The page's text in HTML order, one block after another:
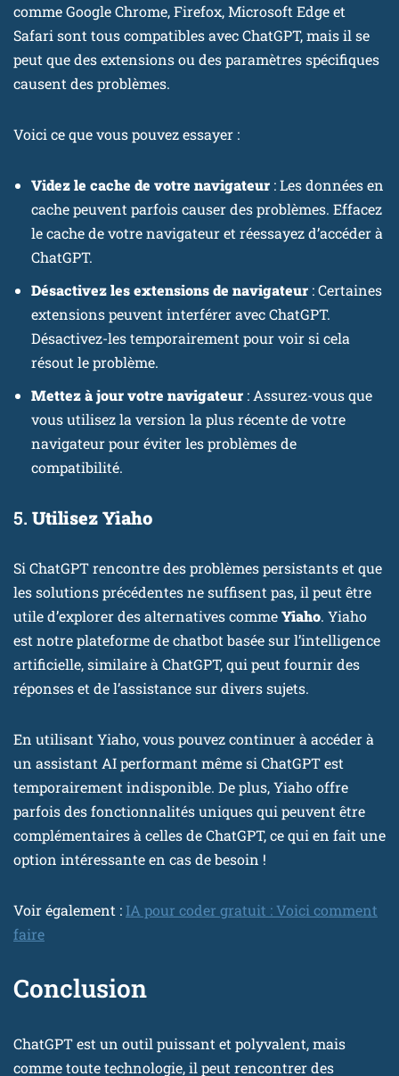
comme Google Chrome, Firefox, Microsoft Edge et
Safari sont tous compatibles avec ChatGPT, mais il se
peut que des extensions ou des paramètres spécifiques
causent des problèmes.
Voici ce que vous pouvez essayer :
Videz le cache de votre navigateur : Les données en
cache peuvent parfois causer des problèmes. Effacez
le cache de votre navigateur et réessayez d’accéder à
ChatGPT.
Désactivez les extensions de navigateur : Certaines
extensions peuvent interférer avec ChatGPT.
Désactivez-les temporairement pour voir si cela
résout le problème.
Mettez à jour votre navigateur : Assurez-vous que
vous utilisez la version la plus récente de votre
navigateur pour éviter les problèmes de
compatibilité.
5. Utilisez Yiaho
Si ChatGPT rencontre des problèmes persistants et que
les solutions précédentes ne suffisent pas, il peut être
utile d’explorer des alternatives commeYiaho. Yiaho
est notre plateforme de chatbot basée sur l’intelligence
artificielle, similaire à ChatGPT, qui peut fournir des
réponses et de l’assistance sur divers sujets.
En utilisant Yiaho, vous pouvez continuer à accéder à
un assistant AI performant même si ChatGPT est
temporairement indisponible. De plus, Yiaho offre
parfois des fonctionnalités uniques qui peuvent être
complémentaires à celles de ChatGPT, ce qui en fait une
option intéressante en cas de besoin !
Voir également : IA pour coder gratuit : Voici comment
faire
Conclusion
ChatGPT est un outil puissant et polyvalent, mais
comme toute technologie, il peut rencontrer des